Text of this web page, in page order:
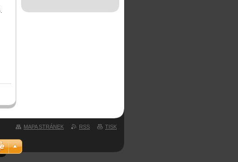
MAPA STRÁNEK RSS TISK